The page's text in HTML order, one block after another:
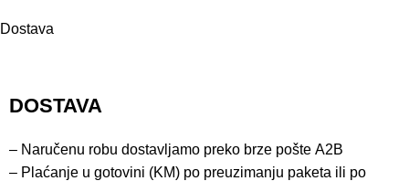
Dostava
DOSTAVA
– Naručenu robu dostavljamo preko brze pošte A2B
– Plaćanje u gotovini (KM) po preuzimanju paketa ili po